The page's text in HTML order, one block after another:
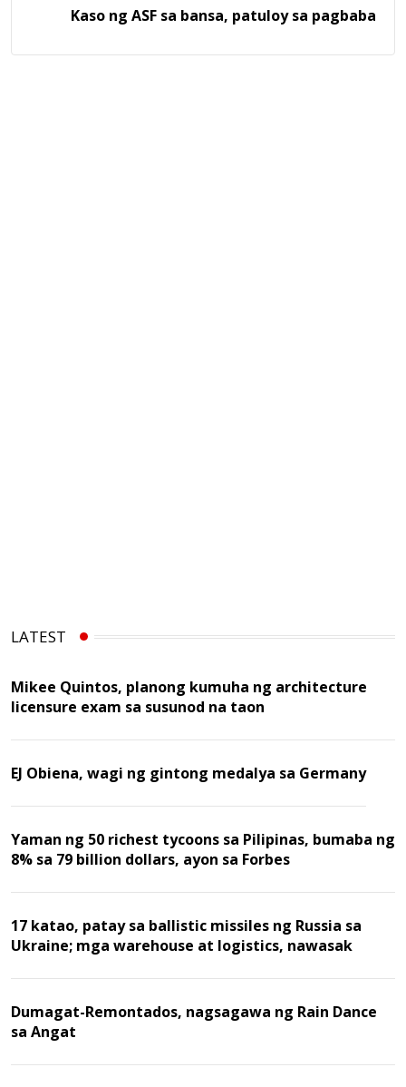
Kaso ng ASF sa bansa, patuloy sa pagbaba
LATEST
Mikee Quintos, planong kumuha ng architecture
licensure exam sa susunod na taon
EJ Obiena, wagi ng gintong medalya sa Germany
Yaman ng 50 richest tycoons sa Pilipinas, bumaba ng
8% sa 79 billion dollars, ayon sa Forbes
17 katao, patay sa ballistic missiles ng Russia sa
Ukraine; mga warehouse at logistics, nawasak
Dumagat-Remontados, nagsagawa ng Rain Dance
sa Angat